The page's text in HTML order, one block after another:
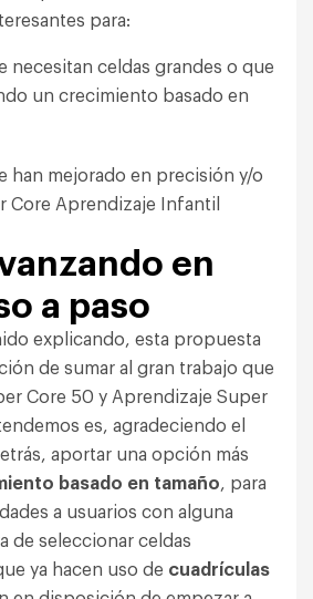
para:
necesitan celdas grandes o que
un crecimiento basado en
han mejorado en precisión y/o
Core Aprendizaje Infantil
en
a paso
explicando, esta propuesta
de sumar al gran trabajo que
Core 50 y Aprendizaje Super
es, agradeciendo el
aportar una opción más
basado en tamaño, para
a usuarios con alguna
de seleccionar celdas
ya hacen uso de cuadrículas